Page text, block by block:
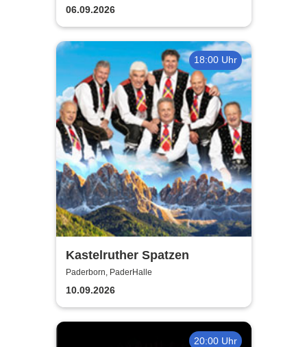
06.09.2026
18:00 Uhr
Kastelruther Spatzen
Paderborn, PaderHalle
10.09.2026
20:00 Uhr